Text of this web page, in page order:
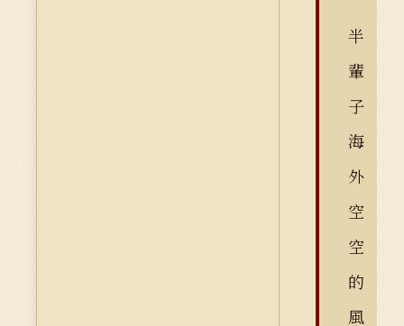
半
輩
子
海
外
空
空
的
風